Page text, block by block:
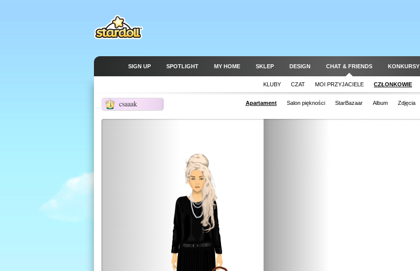
SIGN UP SPOTLIGHT MY HOME SKLEP DESIGN CHAT & FRIENDS KONKURSY
KLUBY CZAT MOI PRZYJACIELE CZŁONKOWIE
csaaak
1 Apartament Salon piękności StarBazaar Album Zdjęcia